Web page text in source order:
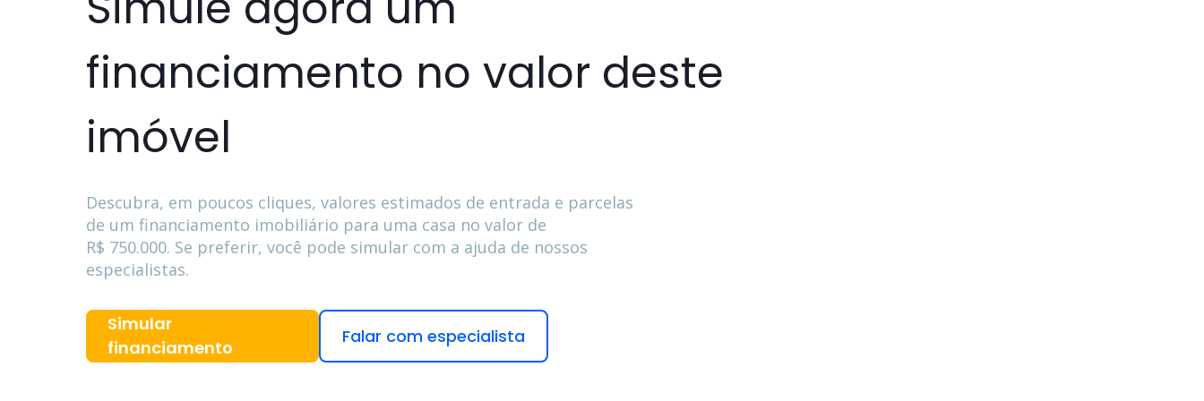
financiamento no valor deste
imóvel
Descubra, em poucos cliques, valores estimados de entrada e parcelas
de um financiamento imobiliário para uma casa no valor de
R$ 750.000. Se preferir, você pode simular com a ajuda de nossos
especialistas.
Simular
financiamento
Falar com especialista